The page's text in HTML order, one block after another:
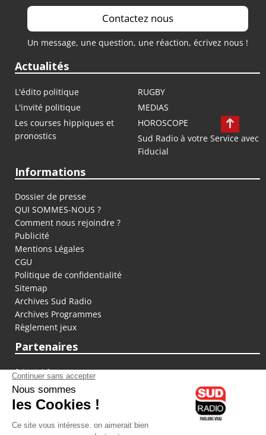
Contactez nous
Un message, une question, une réaction, écrivez nous !
Actualités
L'édito politique
RUGBY
L'invité politique
MEDIAS
Les courses hippiques et
pronostics
HOROSCOPE
Sud Radio à votre Service avec
Fiducial
Informations
Dossier de presse
QUI SOMMES-NOUS ?
Comment nous rejoindre ?
Publicité
Mentions Légales
CGU
Politique de confidentialité
Sitemap
Archives Sud Radio
Archives Programmes
Règlement jeux
Partenaires
fiducial.fr
lyoncapitale.fr
olympique-et-lyonnais.com
L'application Iphone / Android